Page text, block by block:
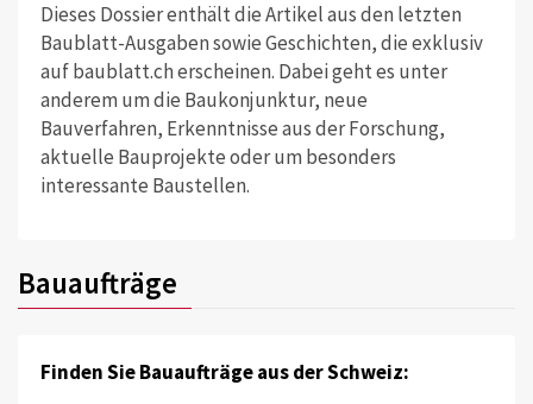
Dieses Dossier enthält die Artikel aus den letzten
Baublatt-Ausgaben sowie Geschichten, die exklusiv
auf baublatt.ch erscheinen. Dabei geht es unter
anderem um die Baukonjunktur, neue
Bauverfahren, Erkenntnisse aus der Forschung,
aktuelle Bauprojekte oder um besonders
interessante Baustellen.
Bauaufträge
Finden Sie Bauaufträge aus der Schweiz: